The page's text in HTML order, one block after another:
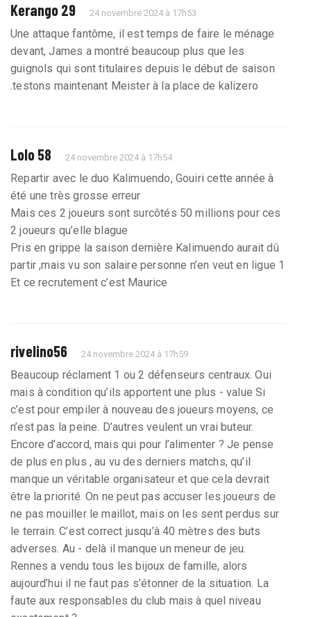
Kerango 29 24 novembre 2024 à 17h53
Une attaque fantôme, il est temps de faire le ménage
devant, James a montré beaucoup plus que les
guignols qui sont titulaires depuis le début de saison
.testons maintenant Meister à la place de kalizero
Lolo 58 24 novembre 2024 à 17h54
Repartir avec le duo Kalimuendo, Gouiri cette année à
été une très grosse erreur
Mais ces 2 joueurs sont surcôtés 50 millions pour ces
2 joueurs qu’elle blague
Pris en grippe la saison dernière Kalimuendo aurait dû
partir ,mais vu son salaire personne n’en veut en ligue 1
Et ce recrutement c’est Maurice
rivelino56 24 novembre 2024 à 17h59
Beaucoup réclament 1 ou 2 défenseurs centraux. Oui
mais à condition qu’ils apportent une plus - value Si
c’est pour empiler à nouveau des joueurs moyens, ce
n’est pas la peine. D’autres veulent un vrai buteur.
Encore d’accord, mais qui pour l’alimenter ? Je pense
de plus en plus , au vu des derniers matchs, qu’il
manque un véritable organisateur et que cela devrait
être la priorité. On ne peut pas accuser les joueurs de
ne pas mouiller le maillot, mais on les sent perdus sur
le terrain. C’est correct jusqu’à 40 mètres des buts
adverses. Au - delà il manque un meneur de jeu.
Rennes a vendu tous les bijoux de famille, alors
aujourd’hui il ne faut pas s’étonner de la situation. La
faute aux responsables du club mais à quel niveau